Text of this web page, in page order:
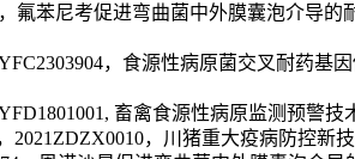
，氟苯尼考促进弯曲菌中外膜囊泡介导的
，食源性病原菌交叉耐药基
畜禽食源性病原监测预警技
2021ZDZX0010，川猪重大疫病防控新